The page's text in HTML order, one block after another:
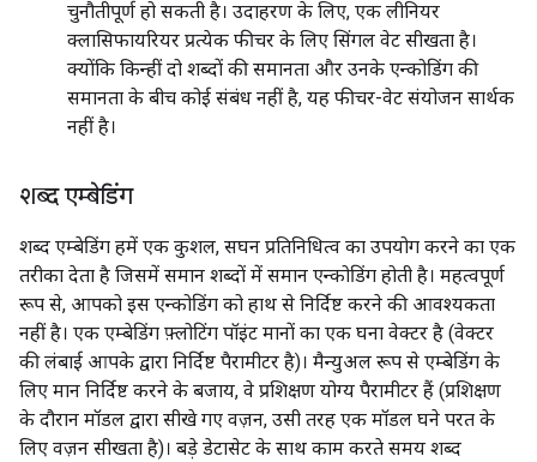
चुनौतीपूर्ण हो सकती है। उदाहरण के लिए, एक लीनियर
क्लासिफायरियर प्रत्येक फीचर के लिए सिंगल वेट सीखता है।
क्योंकि किन्हीं दो शब्दों की समानता और उनके एन्कोडिंग की
समानता के बीच कोई संबंध नहीं है, यह फीचर-वेट संयोजन सार्थक
नहीं है।
शब्द एम्बेडिंग
शब्द एम्बेडिंग हमें एक कुशल, सघन प्रतिनिधित्व का उपयोग करने का एक
तरीका देता है जिसमें समान शब्दों में समान एन्कोडिंग होती है। महत्वपूर्ण
रूप से, आपको इस एन्कोडिंग को हाथ से निर्दिष्ट करने की आवश्यकता
नहीं है। एक एम्बेडिंग फ़्लोटिंग पॉइंट मानों का एक घना वेक्टर है (वेक्टर
की लंबाई आपके द्वारा निर्दिष्ट पैरामीटर है)। मैन्युअल रूप से एम्बेडिंग के
लिए मान निर्दिष्ट करने के बजाय, वे प्रशिक्षण योग्य पैरामीटर हैं (प्रशिक्षण
के दौरान मॉडल द्वारा सीखे गए वज़न, उसी तरह एक मॉडल घने परत के
लिए वज़न सीखता है)। बड़े डेटासेट के साथ काम करते समय शब्द